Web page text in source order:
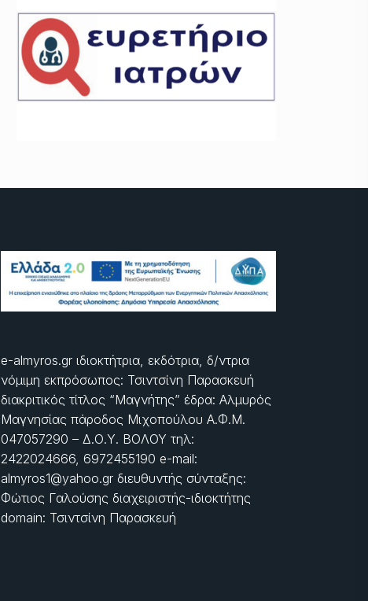
e-almyros.gr ιδιοκτήτρια, εκδότρια, δ/ντρια
νόμιμη εκπρόσωπος: Τσιντσίνη Παρασκευή
διακριτικός τίτλος “Μαγνήτης” έδρα: Αλμυρός
Μαγνησίας πάροδος Μιχοπούλου Α.Φ.Μ.
047057290 – Δ.Ο.Υ. ΒΟΛΟΥ τηλ:
2422024666, 6972455190 e-mail:
almyros1@yahoo.gr διευθυντής σύνταξης:
Φώτιος Γαλούσης διαχειριστής-ιδιοκτήτης
domain: Τσιντσίνη Παρασκευή